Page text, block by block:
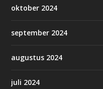
oktober 2024
september 2024
augustus 2024
juli 2024